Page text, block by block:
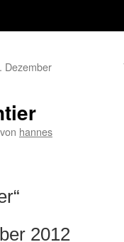
Dezember
von hannes
2012